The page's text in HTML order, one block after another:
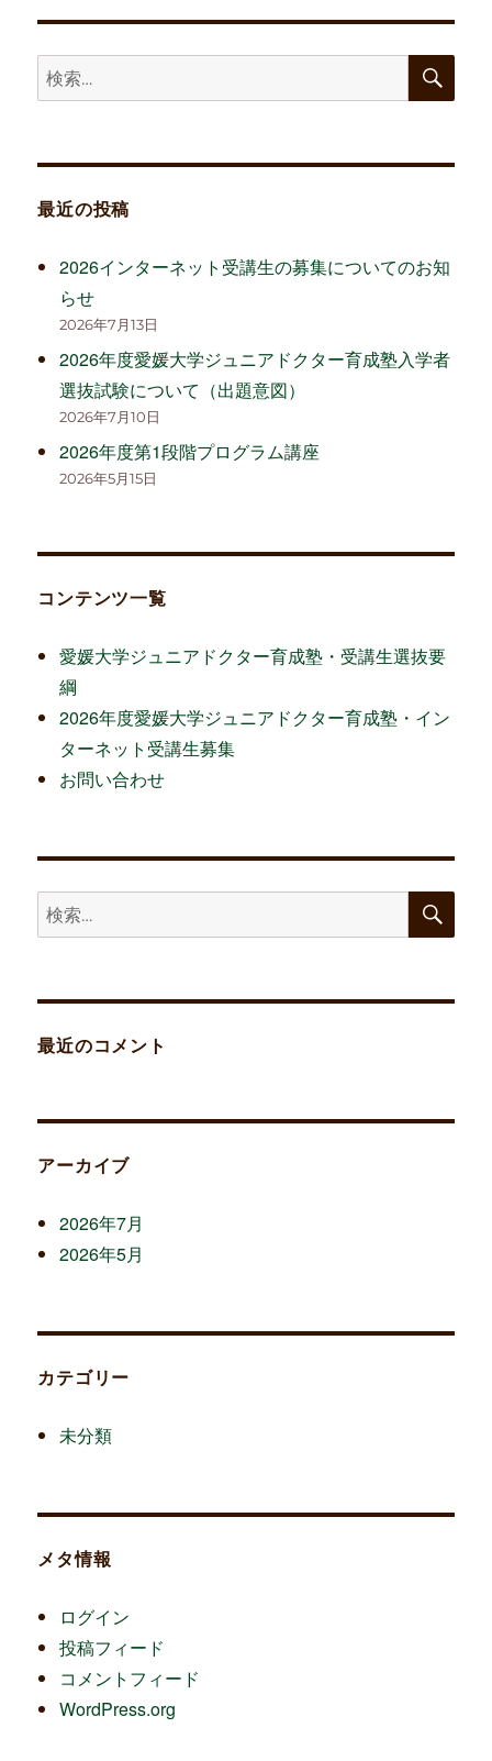
検
索:
検
最近の投稿
2026インターネット受講生の募集についてのお知
らせ
2026年7月13日
2026年度愛媛大学ジュニアドクター育成塾入学者
選抜試験について（出題意図）
2026年7月10日
2026年度第1段階プログラム講座
2026年5月15日
コンテンツ一覧
愛媛大学ジュニアドクター育成塾・受講生選抜要
綱
2026年度愛媛大学ジュニアドクター育成塾・イン
ターネット受講生募集
お問い合わせ
検
索:
検
最近のコメント
アーカイブ
2026年7月
2026年5月
カテゴリー
未分類
メタ情報
ログイン
投稿フィード
コメントフィード
WordPress.org